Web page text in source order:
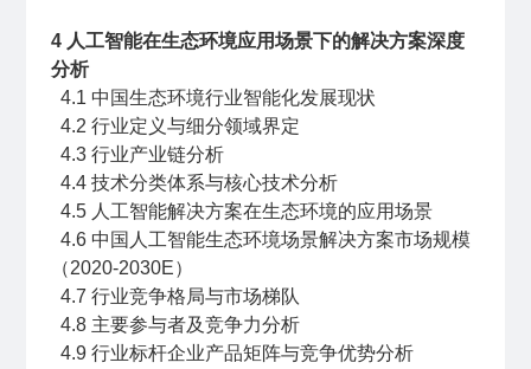
4 人工智能在生态环境应用场景下的解决方案深度
分析
4.1 中国生态环境行业智能化发展现状
4.2 行业定义与细分领域界定
4.3 行业产业链分析
4.4 技术分类体系与核心技术分析
4.5 人工智能解决方案在生态环境的应用场景
4.6 中国人工智能生态环境场景解决方案市场规模
（2020-2030E）
4.7 行业竞争格局与市场梯队
4.8 主要参与者及竞争力分析
4.9 行业标杆企业产品矩阵与竞争优势分析